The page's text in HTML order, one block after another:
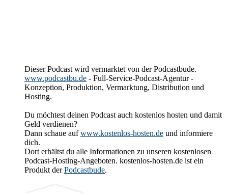
Dieser Podcast wird vermarktet von der Podcastbude.
www.podcastbu.de - Full-Service-Podcast-Agentur -
Konzeption, Produktion, Vermarktung, Distribution und
Hosting.
Du möchtest deinen Podcast auch kostenlos hosten und damit
Geld verdienen?
Dann schaue aufwww.kostenlos-hosten.de und informiere
dich.
Dort erhältst du alle Informationen zu unseren kostenlosen
Podcast-Hosting-Angeboten. kostenlos-hosten.de ist ein
Produkt derPodcastbude.